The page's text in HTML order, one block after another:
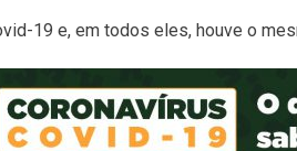
19 e, em todos eles, houve o